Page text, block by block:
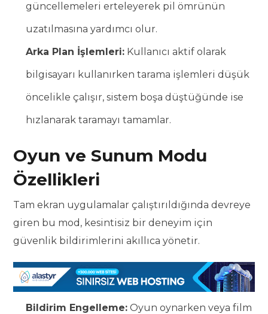
güncellemeleri erteleyerek pil ömrünün
uzatılmasına yardımcı olur.
Arka Plan İşlemleri: Kullanıcı aktif olarak
bilgisayarı kullanırken tarama işlemleri düşük
öncelikle çalışır, sistem boşa düştüğünde ise
hızlanarak taramayı tamamlar.
Oyun ve Sunum Modu
Özellikleri
Tam ekran uygulamalar çalıştırıldığında devreye
giren bu mod, kesintisiz bir deneyim için
güvenlik bildirimlerini akıllıca yönetir.
Bildirim Engelleme: Oyun oynarken veya film